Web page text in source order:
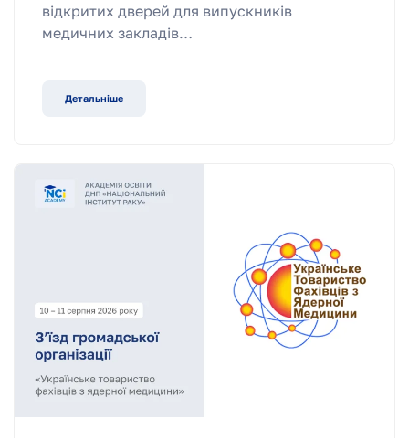
відкритих дверей для випускників
медичних закладів…
Детальніше